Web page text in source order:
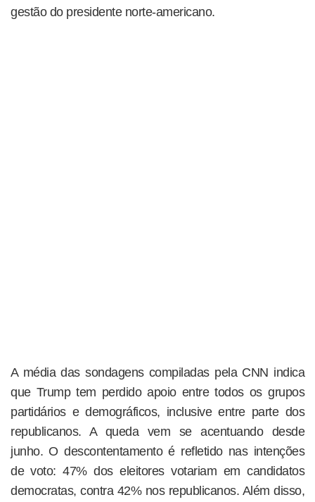
gestão do presidente norte-americano.
A média das sondagens compiladas pela CNN indica
que Trump tem perdido apoio entre todos os grupos
partidários e demográficos, inclusive entre parte dos
republicanos. A queda vem se acentuando desde
junho. O descontentamento é refletido nas intenções
de voto: 47% dos eleitores votariam em candidatos
democratas, contra 42% nos republicanos. Além disso,